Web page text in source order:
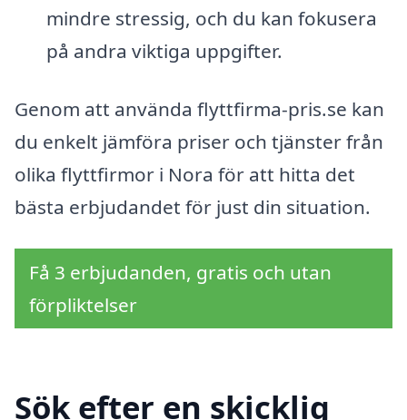
mindre stressig, och du kan fokusera
på andra viktiga uppgifter.
Genom att använda flyttfirma-pris.se kan
du enkelt jämföra priser och tjänster från
olika flyttfirmor i Nora för att hitta det
bästa erbjudandet för just din situation.
Få 3 erbjudanden, gratis och utan
förpliktelser
Sök efter en skicklig